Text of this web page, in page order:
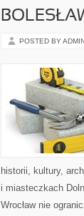
POSTED BY
historii, kultury,
i miasteczkach
Wrocław nie